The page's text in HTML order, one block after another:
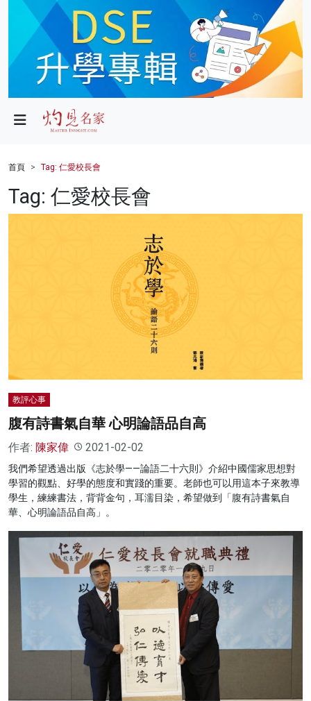
政局
財經
健康
首頁 Tag: 仁愛校長會
Tag: 仁愛校長會
教評心事
腹有詩書氣自華 心明論語品自高
作者: 陳家偉 2021-02-02
我們希望透過出版《志於學——論語二十六則》介紹中國儒家思想對
學習的觀點、好學的態度和實踐的重要。老師也可以用這本子來教導
學生，練練書法，背背金句，耳濡目染，希望做到「腹有詩書氣自
華、心明論語品自高」。